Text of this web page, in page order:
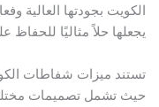
بجودتها العالية
حلاً مثاليًا للحفاظ على
ميزات شفاطات الكويت إلى
تشمل تصميمات مختلفة